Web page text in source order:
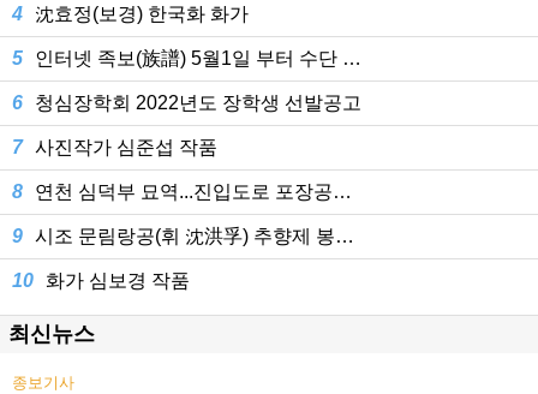
4 沈효정(보경) 한국화 화가
5 인터넷 족보(族譜) 5월1일 부터 수단 …
6 청심장학회 2022년도 장학생 선발공고
7 사진작가 심준섭 작품
8 연천 심덕부 묘역...진입도로 포장공…
9 시조 문림랑공(휘 沈洪孚) 추향제 봉…
10 화가 심보경 작품
최신뉴스
종보기사